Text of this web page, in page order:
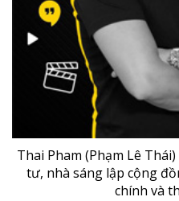
Thai Pham (Phạm Lê
tư, nhà sáng lập cộng
chính và